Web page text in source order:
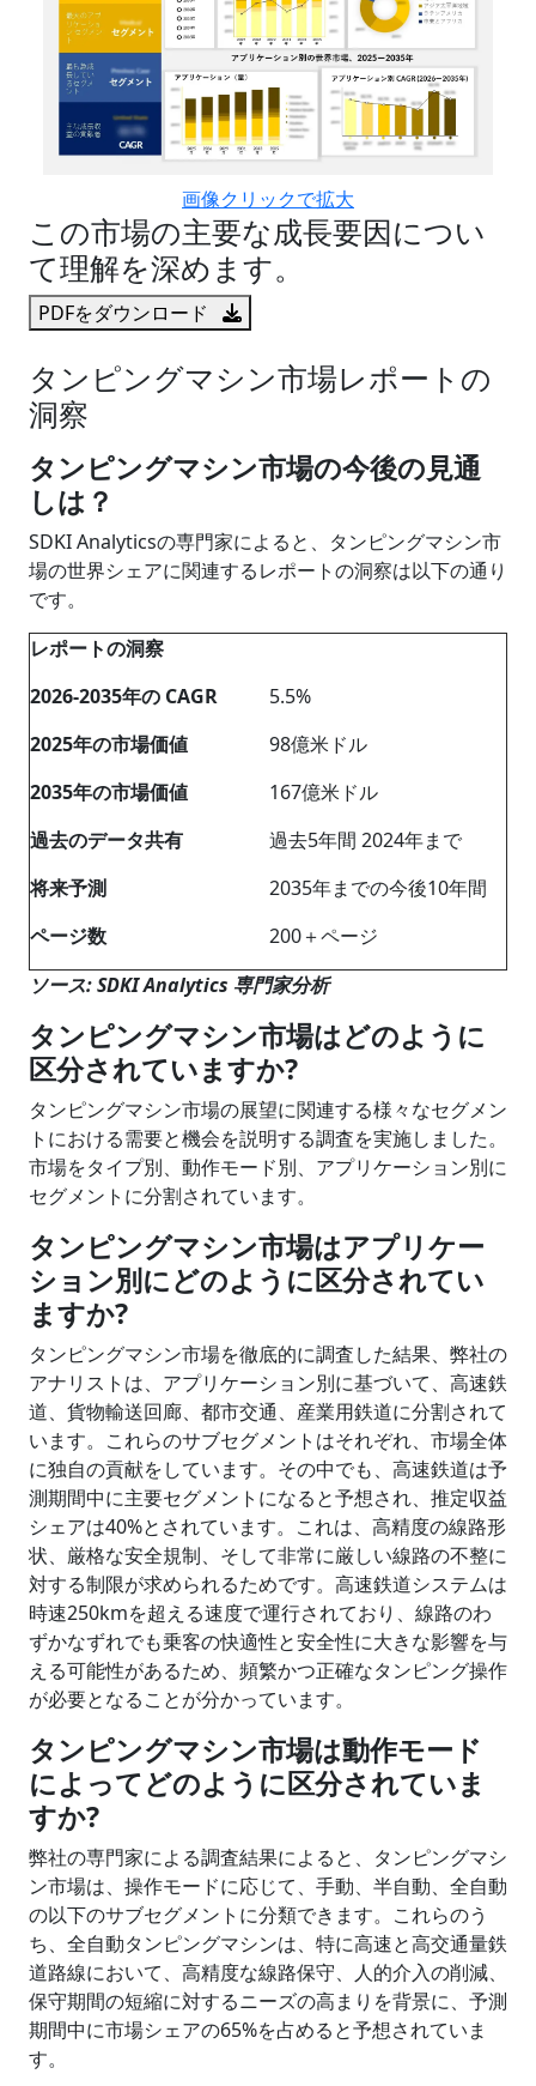
画像クリックで拡大
この市場の主要な成長要因につい
て理解を深めます。
PDFをダウンロード
タンピングマシン市場レポートの
洞察
タンピングマシン市場の今後の見通
しは？
SDKI Analyticsの専門家によると、タンピングマシン市
場の世界シェアに関連するレポートの洞察は以下の通り
です。
レポートの洞察
2026-2035年の CAGR
5.5%
2025年の市場価値
98億米ドル
2035年の市場価値
167億米ドル
過去のデータ共有
過去5年間 2024年まで
将来予測
2035年までの今後10年間
ページ数
200＋ページ
ソース: SDKI Analytics 専門家分析
タンピングマシン市場はどのように
区分されていますか?
タンピングマシン市場の展望に関連する様々なセグメン
トにおける需要と機会を説明する調査を実施しました。
市場をタイプ別、動作モード別、アプリケーション別に
セグメントに分割されています。
タンピングマシン市場はアプリケー
ション別にどのように区分されてい
ますか?
タンピングマシン市場を徹底的に調査した結果、弊社の
アナリストは、アプリケーション別に基づいて、高速鉄
道、貨物輸送回廊、都市交通、産業用鉄道に分割されて
います。これらのサブセグメントはそれぞれ、市場全体
に独自の貢献をしています。その中でも、高速鉄道は予
測期間中に主要セグメントになると予想され、推定収益
シェアは40%とされています。これは、高精度の線路形
状、厳格な安全規制、そして非常に厳しい線路の不整に
対する制限が求められるためです。高速鉄道システムは
時速250kmを超える速度で運行されており、線路のわ
ずかなずれでも乗客の快適性と安全性に大きな影響を与
える可能性があるため、頻繁かつ正確なタンピング操作
が必要となることが分かっています。
タンピングマシン市場は動作モード
によってどのように区分されていま
すか?
弊社の専門家による調査結果によると、タンピングマシ
ン市場は、操作モードに応じて、手動、半自動、全自動
の以下のサブセグメントに分類できます。これらのう
ち、全自動タンピングマシンは、特に高速と高交通量鉄
道路線において、高精度な線路保守、人的介入の削減、
保守期間の短縮に対するニーズの高まりを背景に、予測
期間中に市場シェアの65%を占めると予想されていま
す。